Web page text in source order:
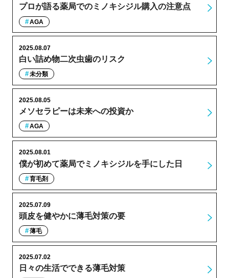
プロが語る薬局でのミノキシジル購入の注意点
AGA
白い詰め物二次虫歯のリスク
2025.08.07
未分類
メソセラピーは未来への投資か
2025.08.05
AGA
僕が初めて薬局でミノキシジルを手にした日
2025.08.01
育毛剤
頭皮を健やかに薄毛対策の要
2025.07.09
薄毛
日々の生活でできる薄毛対策
2025.07.02